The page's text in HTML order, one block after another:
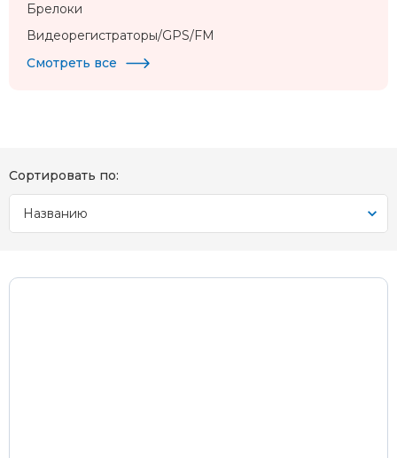
Брелоки
Видеорегистраторы/GPS/FM
Смотреть все
Сортировать по:
Названию